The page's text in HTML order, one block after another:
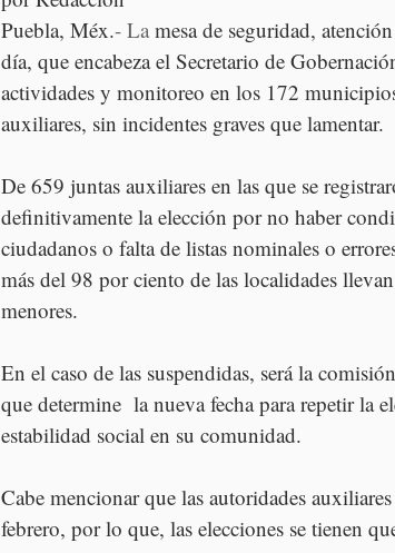
Puebla, Méx.- La mesa de seguridad,
día, que encabeza el Secretario de
actividades y monitoreo en los 172
auxiliares, sin incidentes graves que lamentar.
De 659 juntas auxiliares en las que se
definitivamente la elección por no haber
ciudadanos o falta de listas nominales o
más del 98 por ciento de las localidades
menores.
En el caso de las suspendidas, será la
que determine  la nueva fecha para repetir la
estabilidad social en su comunidad.
Cabe mencionar que las autoridades
febrero, por lo que, las elecciones se tienen